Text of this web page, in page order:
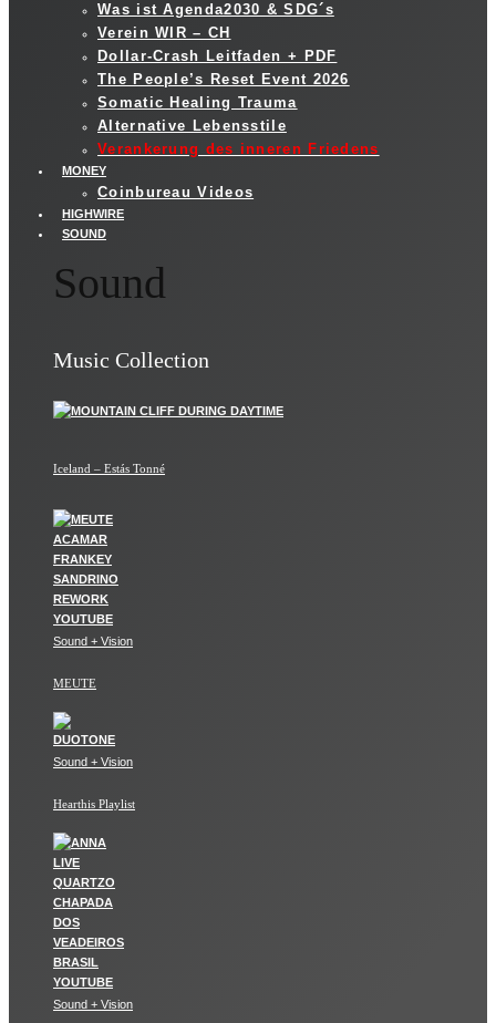
Was ist Agenda2030 & SDG´s
Verein WIR – CH
Dollar-Crash Leitfaden + PDF
The People’s Reset Event 2026
Somatic Healing Trauma
Alternative Lebensstile
Verankerung des inneren Friedens
MONEY
Coinbureau Videos
HIGHWIRE
SOUND
Sound
Music Collection
Iceland – Estás Tonné
Sound + Vision
MEUTE
Sound + Vision
Hearthis Playlist
Sound + Vision